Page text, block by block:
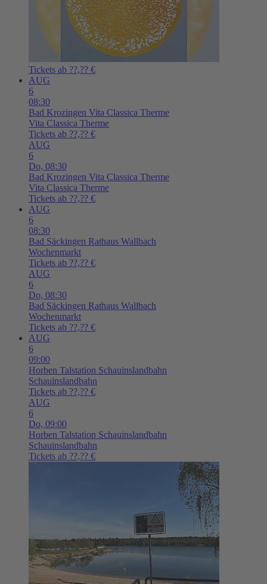
Tickets ab ??,?? €
AUG
6
08:30
Bad Krozingen Vita Classica Therme
Vita Classica Therme
Tickets ab ??,?? €
AUG
6
Do, 08:30
Bad Krozingen Vita Classica Therme
Vita Classica Therme
Tickets ab ??,?? €
AUG
6
08:30
Bad Säckingen Rathaus Wallbach
Wochenmarkt
Tickets ab ??,?? €
AUG
6
Do, 08:30
Bad Säckingen Rathaus Wallbach
Wochenmarkt
Tickets ab ??,?? €
AUG
6
09:00
Horben Talstation Schauinslandbahn
Schauinslandbahn
Tickets ab ??,?? €
AUG
6
Do, 09:00
Horben Talstation Schauinslandbahn
Schauinslandbahn
Tickets ab ??,?? €